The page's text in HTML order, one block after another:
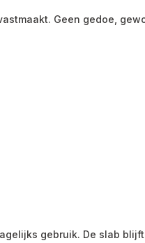
Geen gedoe,
gebruik. De slab blijft